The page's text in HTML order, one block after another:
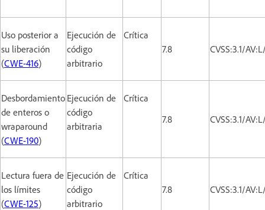
Uso posterior a
su liberación
(CWE-416)
Ejecución de
código
arbitrario
Crítica
7.8
CVSS:3.1/
Desbordamiento
de enteros o
wraparound
(CWE-190)
Ejecución de
código
arbitraria
Crítica
7.8
CVSS:3.1/
Lectura fuera de
los límites
(CWE-125)
Ejecución de
código
arbitrario
Crítica
7.8
CVSS:3.1/